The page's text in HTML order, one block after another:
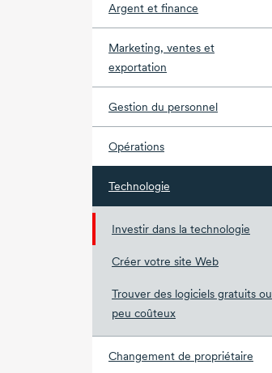
Argent et finance
Marketing, ventes et
exportation
Gestion du personnel
Opérations
Technologie
Investir dans la technologie
Créer votre site Web
Trouver des logiciels gratuits ou
peu coûteux
Changement de propriétaire